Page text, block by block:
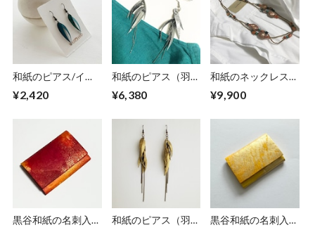
和紙のピアス/イヤ
S
¥2,420
和紙のピアス（羽）
¥6,380
和紙のネックレス
¥9,900
黒谷和紙の名刺入れ
和紙のピアス（羽）
黒谷和紙の名刺入れ